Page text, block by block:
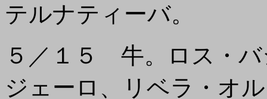
テルナティーバ。
５／１５ 牛。ロス・
ジェーロ、リベラ・オ